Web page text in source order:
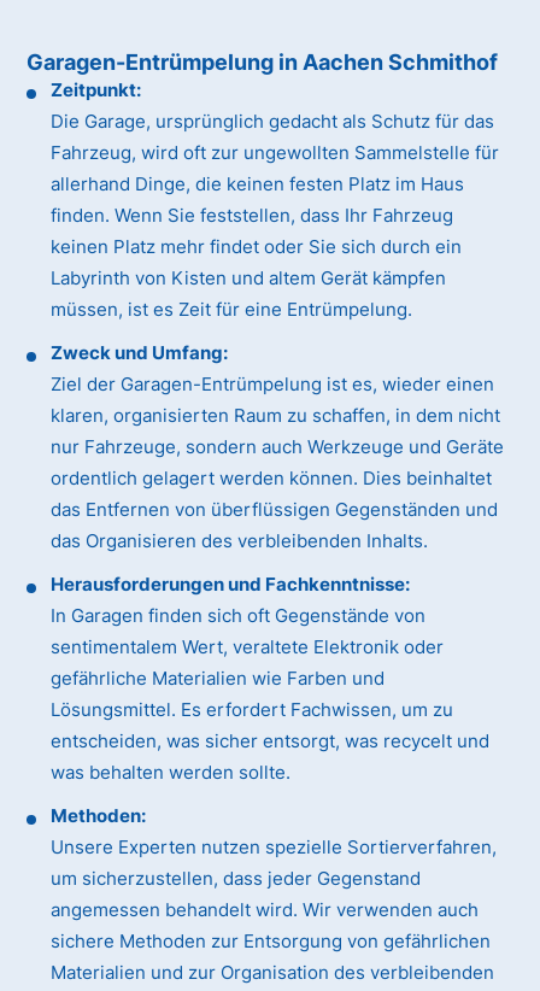
Garagen-Entrümpelung in Aachen Schmithof
Zeitpunkt:
Die Garage, ursprünglich gedacht als Schutz für das
Fahrzeug, wird oft zur ungewollten Sammelstelle für
allerhand Dinge, die keinen festen Platz im Haus
finden. Wenn Sie feststellen, dass Ihr Fahrzeug
keinen Platz mehr findet oder Sie sich durch ein
Labyrinth von Kisten und altem Gerät kämpfen
müssen, ist es Zeit für eine Entrümpelung.
Zweck und Umfang:
Ziel der Garagen-Entrümpelung ist es, wieder einen
klaren, organisierten Raum zu schaffen, in dem nicht
nur Fahrzeuge, sondern auch Werkzeuge und Geräte
ordentlich gelagert werden können. Dies beinhaltet
das Entfernen von überflüssigen Gegenständen und
das Organisieren des verbleibenden Inhalts.
Herausforderungen und Fachkenntnisse:
In Garagen finden sich oft Gegenstände von
sentimentalem Wert, veraltete Elektronik oder
gefährliche Materialien wie Farben und
Lösungsmittel. Es erfordert Fachwissen, um zu
entscheiden, was sicher entsorgt, was recycelt und
was behalten werden sollte.
Methoden:
Unsere Experten nutzen spezielle Sortierverfahren,
um sicherzustellen, dass jeder Gegenstand
angemessen behandelt wird. Wir verwenden auch
sichere Methoden zur Entsorgung von gefährlichen
Materialien und zur Organisation des verbleibenden